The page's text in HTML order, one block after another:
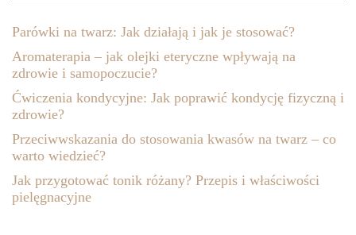
Parówki na twarz: Jak działają i jak je stosować?
Aromaterapia – jak olejki eteryczne wpływają na
zdrowie i samopoczucie?
Ćwiczenia kondycyjne: Jak poprawić kondycję fizyczną i
zdrowie?
Przeciwwskazania do stosowania kwasów na twarz – co
warto wiedzieć?
Jak przygotować tonik różany? Przepis i właściwości
pielęgnacyjne